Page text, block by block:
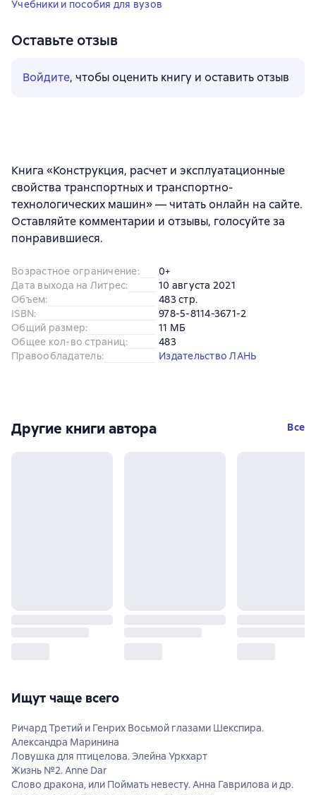
Учебники и пособия для вузов
Оставьте отзыв
Войдите, чтобы оценить книгу и оставить отзыв
Книга «Конструкция, расчет и эксплуатационные
свойства транспортных и транспортно-
технологических машин» — читать онлайн на сайте.
Оставляйте комментарии и отзывы, голосуйте за
понравившиеся.
Возрастное ограничение:
0+
Дата выхода на Литрес:
10 августа 2021
Объем:
483 стр.
ISBN:
978-5-8114-3671-2
Общий размер:
11 МБ
Общее кол-во страниц:
483
Правообладатель: Издательство ЛАНЬ
Другие книги автора Все
Ищут чаще всего
Ричард Третий и Генрих Восьмой глазами Шекспира.
Александра Маринина
Ловушка для птицелова. Элейна Уркхарт
Жизнь №2. Anne Dar
Слово дракона, или Поймать невесту. Анна Гаврилова и др.